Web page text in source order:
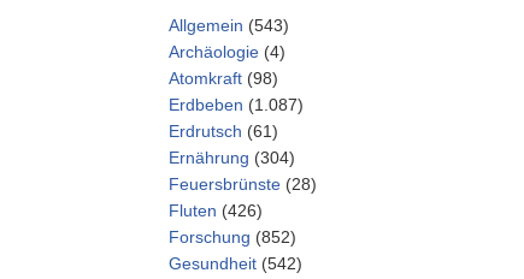
Allgemein (543)
Archäologie (4)
Atomkraft (98)
Erdbeben (1.087)
Erdrutsch (61)
Ernährung (304)
Feuersbrünste (28)
Fluten (426)
Forschung (852)
Gesundheit (542)